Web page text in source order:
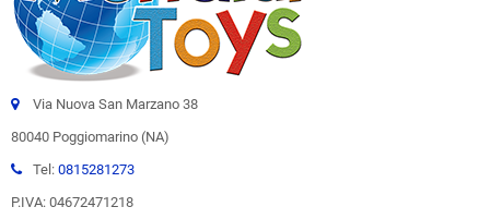
Via Nuova San Marzano 38
80040 Poggiomarino (NA)
Tel: 0815281273
P.IVA: 04672471218